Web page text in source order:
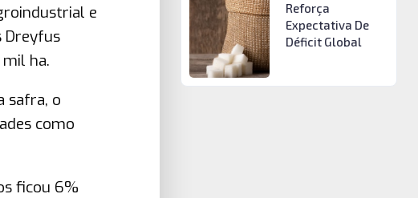
e
Dreyfus
ha.
safra, o
como
ficou 6%
Reforça
Expectativa De
Déficit Global